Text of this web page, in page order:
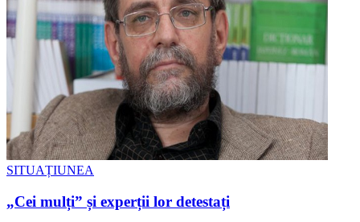
SITUAȚIUNEA
„Cei mulți” și experții lor detestați